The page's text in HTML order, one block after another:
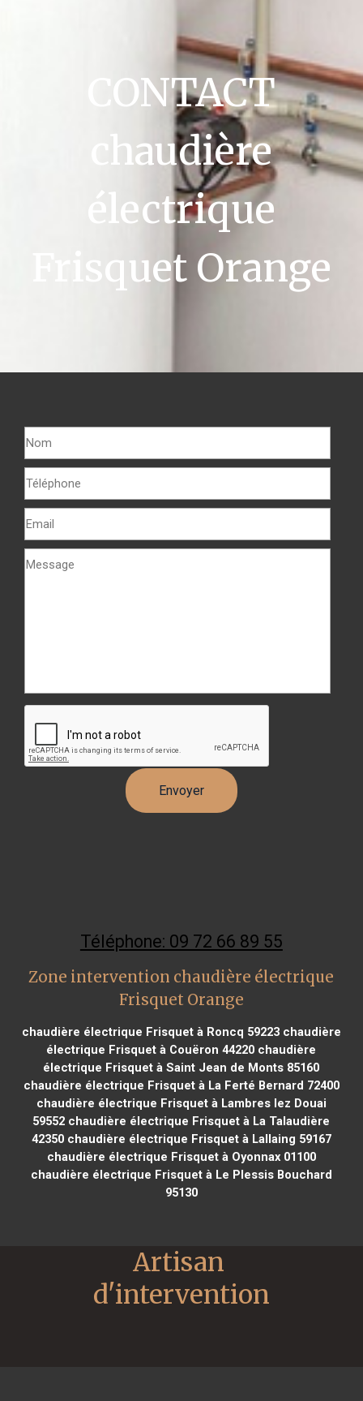
CONTACT
chaudière
électrique
Frisquet Orange
Téléphone: 09 72 66 89 55
Zone intervention chaudière électrique
Frisquet Orange
chaudière électrique Frisquet à Roncq 59223chaudière
électrique Frisquet à Couëron 44220 chaudière
électrique Frisquet à Saint Jean de Monts 85160
chaudière électrique Frisquet à La Ferté Bernard 72400
chaudière électrique Frisquet à Lambres lez Douai
59552 chaudière électrique Frisquet à La Talaudière
42350chaudière électrique Frisquet à Lallaing 59167
chaudière électrique Frisquet à Oyonnax 01100
chaudière électrique Frisquet à Le Plessis Bouchard
95130
Artisan
d'intervention